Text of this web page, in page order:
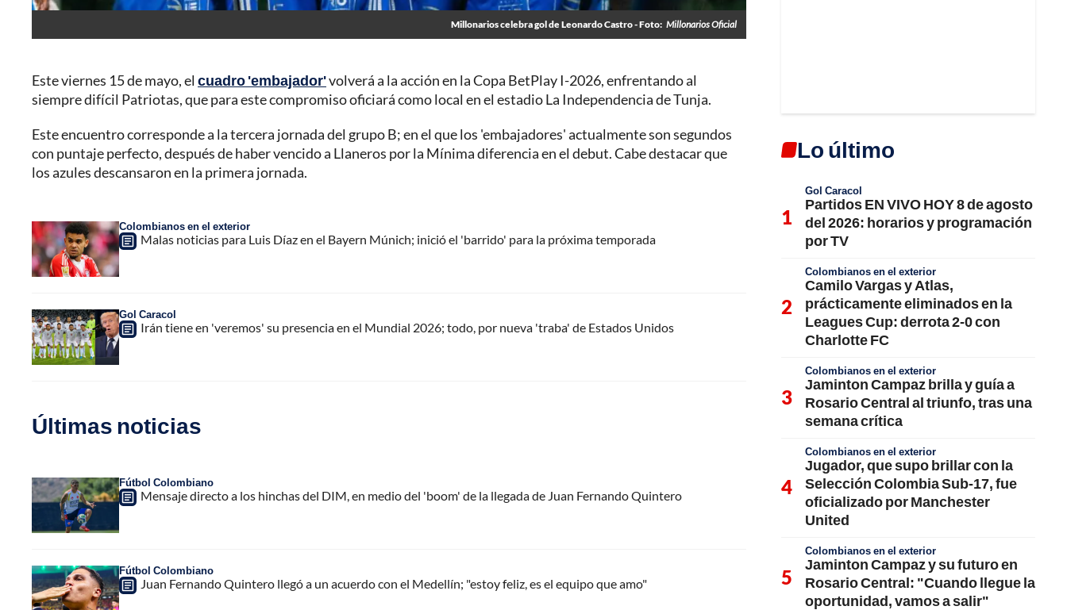
Millonarios celebra gol de Leonardo Castro - Foto: Millonarios Oficial
Este viernes 15 de mayo, el cuadro 'embajador'volverá a la acción en la Copa BetPlay I-2026, enfrentando al
siempre difícil Patriotas, que para este compromiso oficiará como local en el estadio La Independencia de Tunja.
Este encuentro corresponde a la tercera jornada del grupo B; en el que los 'embajadores' actualmente son segundos
con puntaje perfecto, después de haber vencido a Llaneros por la Mínima diferencia en el debut. Cabe destacar que
los azules descansaron en la primera jornada.
Colombianos en el exterior
Malas noticias para Luis Díaz en el Bayern Múnich; inició el 'barrido' para la próxima temporada
Gol Caracol
Irán tiene en 'veremos' su presencia en el Mundial 2026; todo, por nueva 'traba' de Estados Unidos
Últimas noticias
Fútbol Colombiano
Mensaje directo a los hinchas del DIM, en medio del 'boom' de la llegada de Juan Fernando Quintero
Fútbol Colombiano
Juan Fernando Quintero llegó a un acuerdo con el Medellín; "estoy feliz, es el equipo que amo"
Lo último
Gol Caracol
Partidos EN VIVO HOY 8 de agosto
del 2026: horarios y programación
por TV
Colombianos en el exterior
Camilo Vargas y Atlas,
prácticamente eliminados en la
Leagues Cup: derrota 2-0 con
Charlotte FC
Colombianos en el exterior
Jaminton Campaz brilla y guía a
Rosario Central al triunfo, tras una
semana crítica
Colombianos en el exterior
Jugador, que supo brillar con la
Selección Colombia Sub-17, fue
oficializado por Manchester
United
Colombianos en el exterior
Jaminton Campaz y su futuro en
Rosario Central: "Cuando llegue la
oportunidad, vamos a salir"